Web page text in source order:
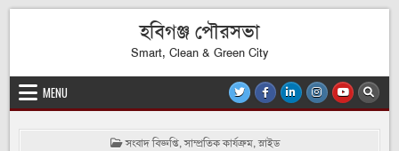
হবিগঞ্জ পৌরসভা
Smart, Clean & Green City
MENU
POSTED
সংবাদ বিজ্ঞপ্তি,সাম্প্রতিক কার্যক্রম,স্লাইড